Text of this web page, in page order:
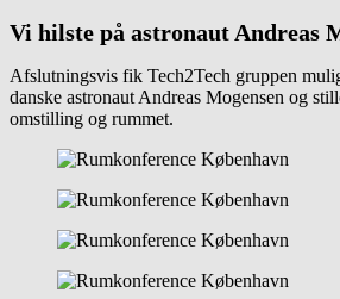
Vi hilste på astronaut Andreas
Afslutningsvis fik Tech2Tech gruppen
danske astronaut Andreas Mogensen og
omstilling og rummet.